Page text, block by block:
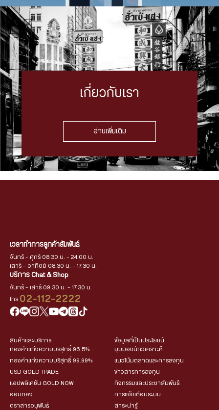
เกี่ยวกับเรา
อ่านเพิ่มเติม
เวลาทำการลูกค้าสัมพันธ์
จันทร์ - ศุกร์ 08.30 น. - 24.00 น.
เสาร์ - อาทิตย์ 08.30 น. - 17.30 น.
บริการ Chat & Shop
จันทร์ - เสาร์ 09.30 น. - 17.30 น.
โทร. 02-112-2222
สินค้าและบริการ
ทองคำแท่งความบริสุทธิ์ 96.5%
ทองคำแท่งความบริสุทธิ์ 99.99%
USD GOLD TRADE
แอปพลิเคชัน GOLD NOW
ออมทอง
ตราสารอนุพันธ์
ข้อมูลที่เป็นประโยชน์
มุมมองนักวิเคราะห์
แนวโน้มตลาดและการลงทุน
ข่าวสารการลงทุน
กิจกรรมและประชาสัมพันธ์
การแจ้งเตือนระบบ
สาระน่ารู้